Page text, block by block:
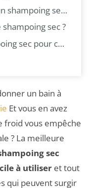
Quand utiliser un shampoing sec pour chien ?
sec ?
Attention au shampoing sec pour chiens
un bain à
Et vous en avez
froid vous empêche
? La meilleure
sec
à utiliser et tout
qui peuvent surgir